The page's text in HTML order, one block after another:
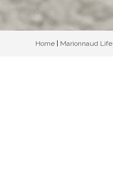
Home Marionnaud Life